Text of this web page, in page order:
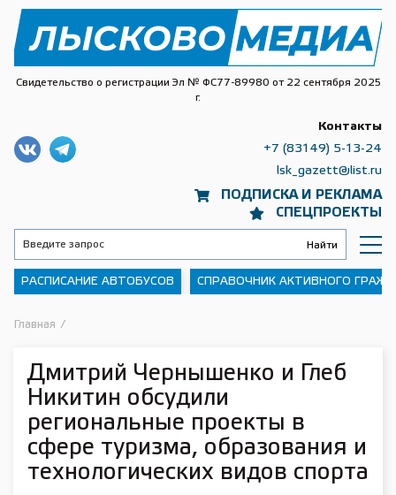
Свидетельство о регистрации Эл № ФС77-89980 от 22 сентября 2025
г.
ПОДПИСКА И РЕКЛАМА
СПЕЦПРОЕКТЫ
Контакты
+7 (83149) 5-13-24
lsk_gazett@list.ru
РАСПИСАНИЕ АВТОБУСОВ СПРАВОЧНИК АКТИВНОГО
Главная /
Дмитрий Чернышенко и Глеб
Никитин обсудили
региональные проекты в
сфере туризма, образования и
технологических видов спорта